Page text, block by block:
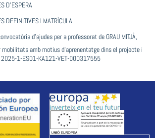
D’ESPERA
DEFINITIVES I MATRÍCULA
d’ajudes per a professorat de GRAU MITJÀ,
amb motius d’aprenentatge dins el projecte i
1-ES01-KA121-VET-000317555